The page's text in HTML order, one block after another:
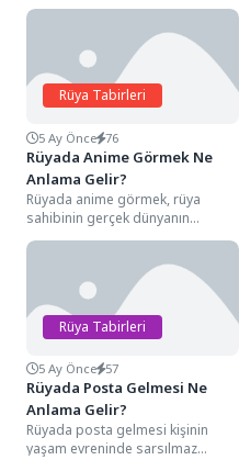
Rüya Tabirleri
5 Ay Önce 76
Rüyada Anime Görmek Ne
Anlama Gelir?
Rüyada anime görmek, rüya
sahibinin gerçek dünyanın
sınırlarından sıkıldığını, hayal
Rüya Tabirleri
5 Ay Önce 57
Rüyada Posta Gelmesi Ne
Anlama Gelir?
Rüyada posta gelmesi kişinin
yaşam evreninde sarsılmaz